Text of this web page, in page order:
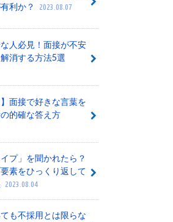
利か？
2023.08.07
人必見！面接が不安
消する方法5選
】面接で好きな言葉を
的確な答え方
イプ」を聞かれたら？
素をひっくり返して
2023.08.04
も不採用とは限らな